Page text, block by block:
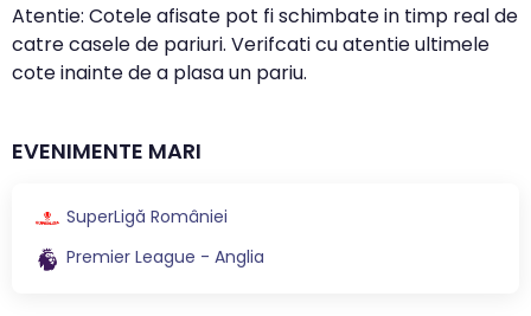
Atentie: Cotele afisate pot fi schimbate in timp real de
catre casele de pariuri. Verifcati cu atentie ultimele
cote inainte de a plasa un pariu.
EVENIMENTE MARI
SuperLigă României
Premier League - Anglia